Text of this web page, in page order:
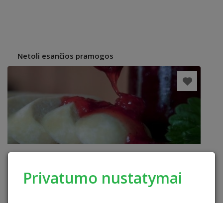
Privatumo nustatymai
Netoli esančios pramogos